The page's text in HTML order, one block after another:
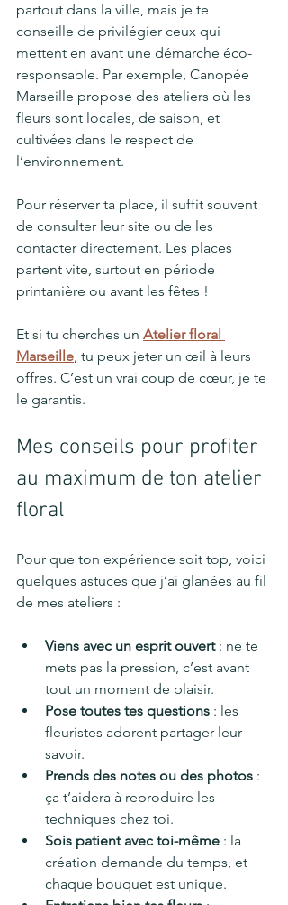
partout dans la ville, mais je te
conseille de privilégier ceux qui
mettent en avant une démarche éco-
responsable. Par exemple, Canopée
Marseille propose des ateliers où les
fleurs sont locales, de saison, et
cultivées dans le respect de
l’environnement.
Pour réserver ta place, il suffit souvent
de consulter leur site ou de les
contacter directement. Les places
partent vite, surtout en période
printanière ou avant les fêtes !
Et si tu cherches un Atelier floral
Marseille, tu peux jeter un œil à leurs
offres. C’est un vrai coup de cœur, je te
le garantis.
Mes conseils pour profiter
au maximum de ton atelier
floral
Pour que ton expérience soit top, voici
quelques astuces que j’ai glanées au fil
de mes ateliers :
Viens avec un esprit ouvert : ne te
mets pas la pression, c’est avant
tout un moment de plaisir.
Pose toutes tes questions : les
fleuristes adorent partager leur
savoir.
Prends des notes ou des photos :
ça t’aidera à reproduire les
techniques chez toi.
Sois patient avec toi-même : la
création demande du temps, et
chaque bouquet est unique.